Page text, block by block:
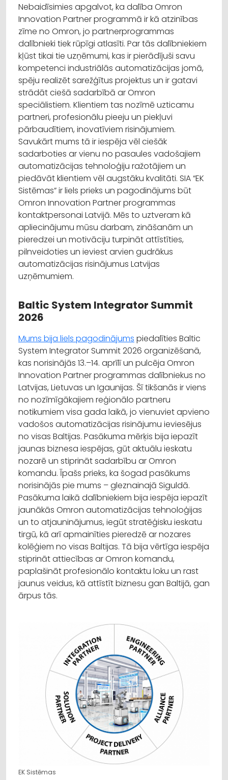
Nebaidīsimies apgalvot, ka dalība Omron
Innovation Partner programmā ir kā atzinības
zīme no Omron, jo partnerprogrammas
dalībnieki tiek rūpīgi atlasīti. Par tās dalībniekiem
kļūst tikai tie uzņēmumi, kas ir pierādījuši savu
kompetenci industriālās automatizācijas jomā,
spēju realizēt sarežģītus projektus un ir gatavi
strādāt ciešā sadarbībā ar Omron
speciālistiem. Klientiem tas nozīmē uzticamu
partneri, profesionālu pieeju un piekļuvi
pārbaudītiem, inovatīviem risinājumiem.
Savukārt mums tā ir iespēja vēl ciešāk
sadarboties ar vienu no pasaules vadošajiem
automatizācijas tehnoloģiju ražotājiem un
piedāvāt klientiem vēl augstāku kvalitāti. SIA “EK
Sistēmas” ir liels prieks un pagodinājums būt
Omron Innovation Partner programmas
kontaktpersonai Latvijā. Mēs to uztveram kā
apliecinājumu mūsu darbam, zināšanām un
pieredzei un motivāciju turpināt attīstīties,
pilnveidoties un ieviest arvien gudrākus
automatizācijas risinājumus Latvijas
uzņēmumiem.
Baltic System Integrator Summit
2026
Mums bija liels pagodinājums piedalīties Baltic
System Integrator Summit 2026 organizēšanā,
kas norisinājās 13.–14. aprīlī un pulcēja Omron
Innovation Partner programmas dalībniekus no
Latvijas, Lietuvas un Igaunijas. Šī tikšanās ir viens
no nozīmīgākajiem reģionālo partneru
notikumiem visa gada laikā, jo vienuviet apvieno
vadošos automatizācijas risinājumu ieviesējus
no visas Baltijas. Pasākuma mērķis bija iepazīt
jaunas biznesa iespējas, gūt aktuālu ieskatu
nozarē un stiprināt sadarbību ar Omron
komandu. Īpašs prieks, ka šogad pasākums
norisinājās pie mums – gleznainajā Siguldā.
Pasākuma laikā dalībniekiem bija iespēja iepazīt
jaunākās Omron automatizācijas tehnoloģijas
un to atjauninājumus, iegūt stratēģisku ieskatu
tirgū, kā arī apmainīties pieredzē ar nozares
kolēģiem no visas Baltijas. Tā bija vērtīga iespēja
stiprināt attiecības ar Omron komandu,
paplašināt profesionālo kontaktu loku un rast
jaunus veidus, kā attīstīt biznesu gan Baltijā, gan
ārpus tās.
EK Sistēmas